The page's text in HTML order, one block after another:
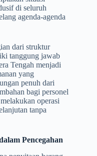
di seluruh
agenda-agenda
dari struktur
tanggung jawab
Tengah menjadi
yang
penuh dari
bagi personel
operasi
tanpa
Pencegahan